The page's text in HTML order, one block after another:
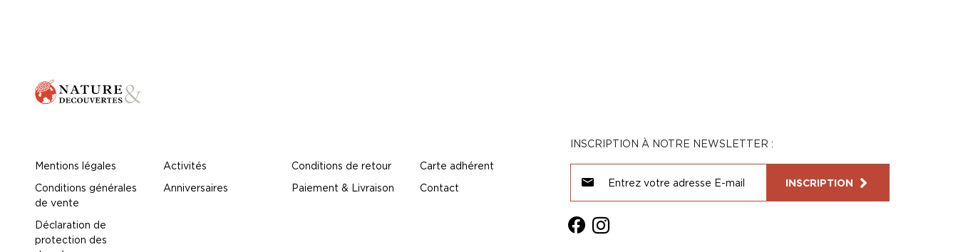
Mentions légales
Conditions générales
de vente
Déclaration de
protection des
Activités
Anniversaires
Conditions de retour
Paiement & Livraison
Carte adhérent
Contact
INSCRIPTION À NOTRE NEWSLETTER :
INSCRIPTION